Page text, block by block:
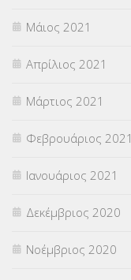
Μάιος 2021
Απρίλιος 2021
Μάρτιος 2021
Φεβρουάριος 2021
Ιανουάριος 2021
Δεκέμβριος 2020
Νοέμβριος 2020